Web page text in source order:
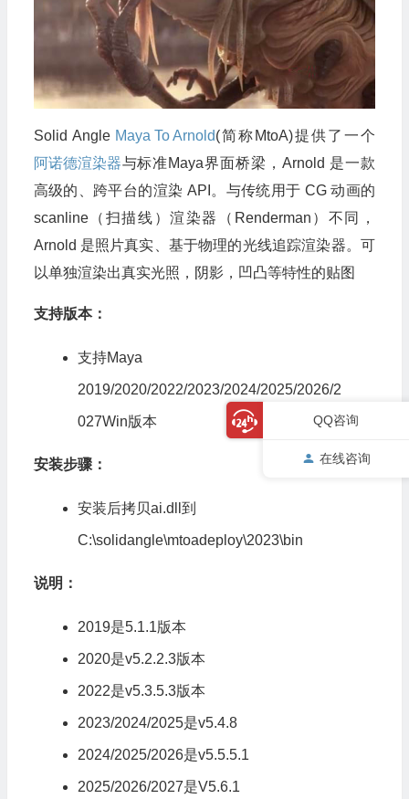
Solid Angle Maya To Arnold(简称MtoA)提供了一个
阿诺德渲染器与标准Maya界面桥梁，Arnold 是一款
高级的、跨平台的渲染 API。与传统用于 CG 动画的
scanline（扫描线）渲染器（Renderman）不同，
Arnold 是照片真实、基于物理的光线追踪渲染器。可
以单独渲染出真实光照，阴影，凹凸等特性的贴图
支持版本：
支持Maya
2019/2020/2022/2023/2024/2025/2026/2
027Win版本
安装步骤：
安装后拷贝ai.dll到
C:\solidangle\mtoadeploy\2023\bin
说明：
2019是5.1.1版本
2020是v5.2.2.3版本
2022是v5.3.5.3版本
2023/2024/2025是v5.4.8
2024/2025/2026是v5.5.5.1
2025/2026/2027是V5.6.1
QQ咨询
在线咨询